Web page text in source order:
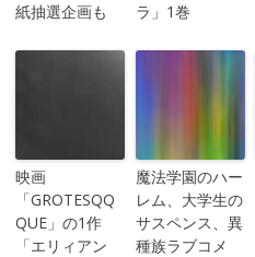
紙抽選企画も
ラ」1巻
映画
「GROTESQQ
QUE」の1作
「エリィアン
魔法学園のハー
レム、大学生の
サスペンス、異
種族ラブコメ